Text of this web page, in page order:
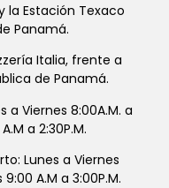
la Estación Texaco
Panamá.
Italia, frente a
de Panamá.
a Viernes 8:00A.M. a
a 2:30P.M.
Lunes a Viernes
A.M a 3:00P.M.